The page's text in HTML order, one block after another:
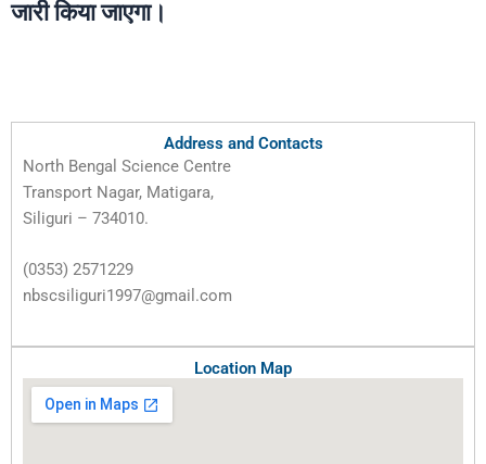
जारी किया जाएगा।
Address and Contacts
North Bengal Science Centre
Transport Nagar, Matigara,
Siliguri – 734010.
(0353) 2571229
nbscsiliguri1997@gmail.com
Location Map